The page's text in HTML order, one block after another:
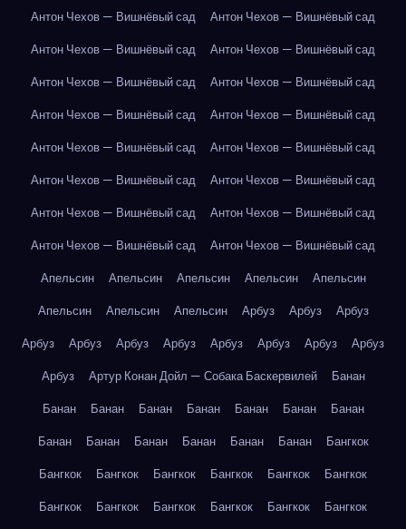
Антон Чехов — Вишнёвый сад
Антон Чехов — Вишнёвый сад
Антон Чехов — Вишнёвый сад
Антон Чехов — Вишнёвый сад
Антон Чехов — Вишнёвый сад
Антон Чехов — Вишнёвый сад
Антон Чехов — Вишнёвый сад
Антон Чехов — Вишнёвый сад
Антон Чехов — Вишнёвый сад
Антон Чехов — Вишнёвый сад
Антон Чехов — Вишнёвый сад
Антон Чехов — Вишнёвый сад
Антон Чехов — Вишнёвый сад
Антон Чехов — Вишнёвый сад
Антон Чехов — Вишнёвый сад
Антон Чехов — Вишнёвый сад
Апельсин
Апельсин Апельсин Апельсин
Апельсин
Апельсин
Апельсин Апельсин Арбуз Арбуз
Арбуз
Арбуз
Арбуз Арбуз Арбуз Арбуз Арбуз Арбуз
Арбуз
Арбуз
Артур Конан Дойл — Собака Баскервилей
Банан
Банан
Банан Банан Банан Банан Банан
Банан
Банан
Банан Банан Банан Банан Банан
Бангкок
Бангкок
Бангкок Бангкок Бангкок Бангкок
Бангкок
Бангкок
Бангкок Бангкок Бангкок Бангкок Бангкок